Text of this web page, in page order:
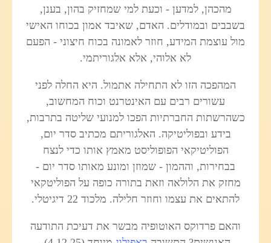
מהכהן, למדען - וכעת למי שמחזיק בהון, בענן,
בשבבים ובמודלים. האדם, שאיבד אמון בכוחו האישי
מול עוצמת המידע, חוזר לאמונה בכוח חיצוני - הפעם
לא אלוהי, אלא אלגוריתמי.
המהפכה הזו לא התחילה אתמול. היא החלה לפני
עשורים רבים עם האינטרנט וכוח המחשוב,
כשהרשתות החברתיות הפכו למנועי שליטה בתרבות,
בידע ובפוליטיקה. האלגוריתם מכתיב סדר יום,
הפוליטיקאי הפופוליסט מאמץ אותו כדי לנצח
בבחירות, וההמון - שמוזן ומונע מאותו סדר יום -
מחזק את הלולאה וזאת בתורה כופה על הפוליטקאי
להתאים את עצמו וחוזר חלילה. מלכוד 22 דיגיטלי.
והאם פרדוקס האוטופיה מבשר את דעיכת התודעה